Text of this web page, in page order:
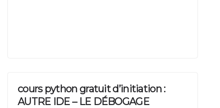
cours python gratuit d’initiation :
AUTRE IDE – LE DÉBOGAGE